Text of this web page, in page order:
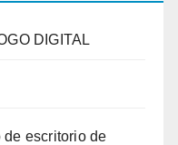
DIGITAL
de escritorio de